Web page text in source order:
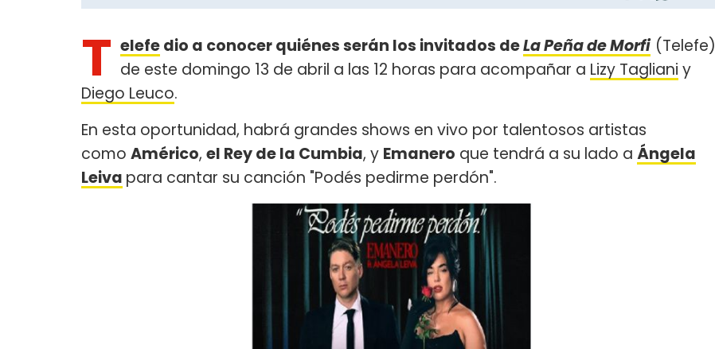
T elefedio a conocer quiénes serán los invitados deLa Peña de Morfi (Telefe)
de este domingo 13 de abril a las 12 horas para acompañar a Lizy Tagliani y
Diego Leuco.
En esta oportunidad, habrá grandes shows en vivo por talentosos artistas
como Américo, el Rey de la Cumbia, y Emanero que tendrá a su lado a Ángela
Leiva para cantar su canción "Podés pedirme perdón".